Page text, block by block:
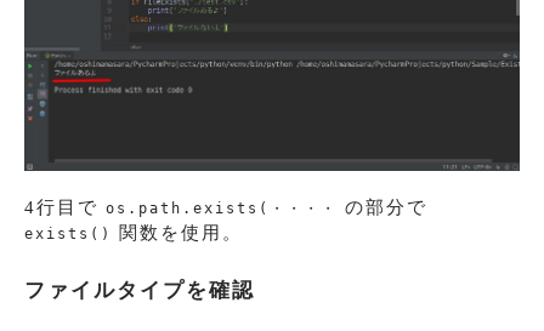
4行目で os.path.exists(・・・・ の部分で
exists() 関数を使用。
ファイルタイプを確認